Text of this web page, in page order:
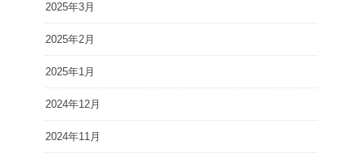
2025年3月
2025年2月
2025年1月
2024年12月
2024年11月